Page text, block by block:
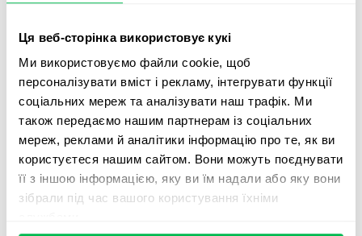
Ця веб-сторінка використовує кукі
Ми використовуємо файли cookie, щоб
персоналізувати вміст і рекламу, інтегрувати функції
соціальних мереж та аналізувати наш трафік. Ми
також передаємо нашим партнерам із соціальних
мереж, реклами й аналітики інформацію про те, як ви
користуєтеся нашим сайтом. Вони можуть поєднувати
її з іншою інформацією, яку ви їм надали або яку вони
зібрали під час вашого користування їхніми
Змінювати попередньо вибрані налаштування.
Якщо ви використовуєте комп'ютер і новий браузер і
хочете видалити файли cookie, які вже встановлені на
вашому комп'ютері, натисніть одночасно CTRL + SHIFT +
DELETE.
Якщо гарячі клавіші не працюють у вашому браузері,
відвідайте сайт підтримки відповідного браузера:
GoogleChrome - https://support.google.com